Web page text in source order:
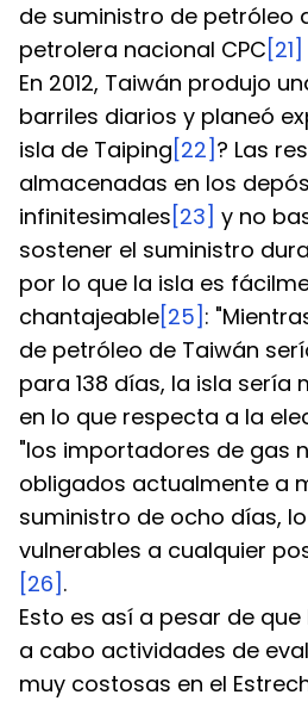
de suministro de petróleo
petrolera nacional CPC [21]
En 2012, Taiwán produjo
barriles diarios y planeó
isla de Taiping [22] ? Las
almacenadas en los
infinitesimales [23] y no
sostener el suministro
por lo que la isla es
chantajeable[25] :
de petróleo de Taiwán
para 138 días, la isla sería
en lo que respecta a la
"los importadores de gas
obligados actualmente a
suministro de ocho días,
vulnerables a cualquier
[26] .
Esto es así a pesar de que
a cabo actividades de
muy costosas en el